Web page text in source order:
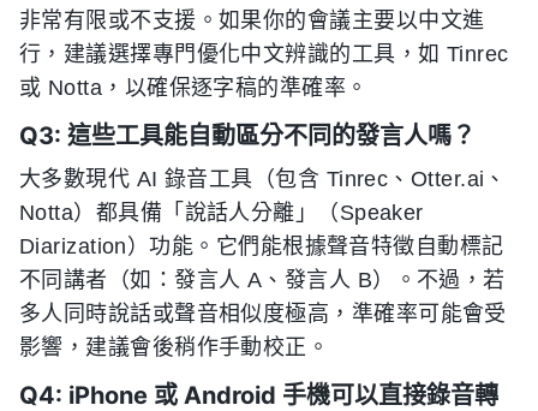
非常有限或不支援。如果你的會議主要以中文進
行，建議選擇專門優化中文辨識的工具，如 Tinrec
或 Notta，以確保逐字稿的準確率。
Q3: 這些工具能自動區分不同的發言人嗎？
大多數現代 AI 錄音工具（包含 Tinrec、Otter.ai、
Notta）都具備「說話人分離」（Speaker
Diarization）功能。它們能根據聲音特徵自動標記
不同講者（如：發言人 A、發言人 B）。不過，若
多人同時說話或聲音相似度極高，準確率可能會受
影響，建議會後稍作手動校正。
Q4: iPhone 或 Android 手機可以直接錄音轉